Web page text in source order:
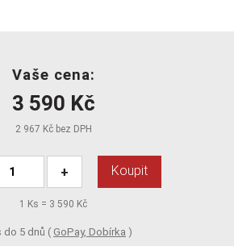
Vaše cena:
3 590 Kč
2 967 Kč bez DPH
+ Koupit
1 Ks = 3 590 Kč
do 5 dnů ( GoPay, Dobírka )